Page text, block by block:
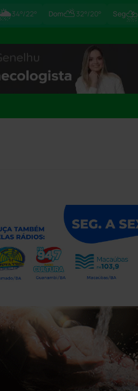
🌦34°/22° Dom⛅32°/20° Seg⛈